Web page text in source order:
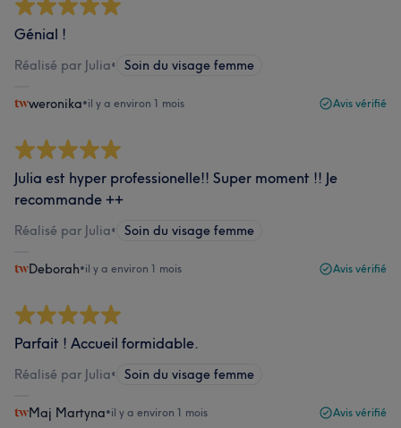
Génial !
Réalisé par Julia• Soin du visage femme
weronika•il y a environ 1 mois Avis vérifié
Julia est hyper professionelle!! Super moment !! Je
recommande ++
Réalisé par Julia• Soin du visage femme
Deborah•il y a environ 1 mois Avis vérifié
Parfait ! Accueil formidable.
Réalisé par Julia• Soin du visage femme
Maj Martyna•il y a environ 1 mois Avis vérifié